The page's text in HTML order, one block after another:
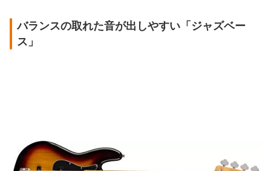
バランスの取れた音が出しやすい「ジャズベー
ス」